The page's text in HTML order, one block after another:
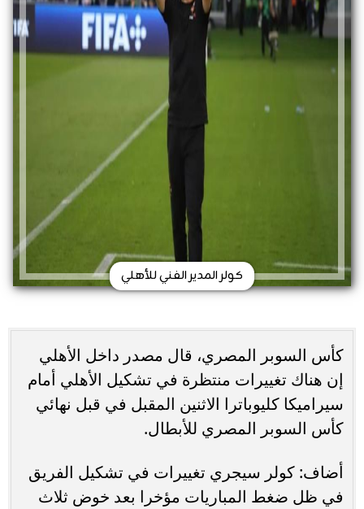
كولر المدير الفني للأهلي
كأس السوبر المصري، قال مصدر داخل الأهلي
إن هناك تغييرات منتظرة في تشكيل الأهلي أمام
سيراميكا كليوباترا الاثنين المقبل في قبل نهائي
كأس السوبر المصري للأبطال.
أضاف: كولر سيجري تغييرات في تشكيل الفريق
في ظل ضغط المباريات مؤخرا بعد خوض ثلاث